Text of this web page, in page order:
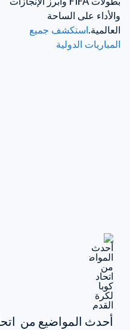
العالمية.
المباريات الدولية
المشاركات
14
آخر مشاركة
2026
أحدث المواضيع من